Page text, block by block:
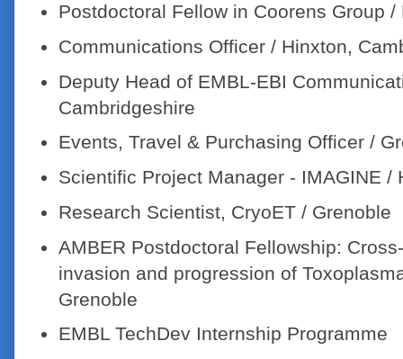
Postdoctoral Fellow in Coorens Group
Communications Officer / Hinxton,
Deputy Head of EMBL-EBI
Cambridgeshire
Events, Travel & Purchasing Officer /
Scientific Project Manager - IMAGINE /
Research Scientist, CryoET / Grenoble
AMBER Postdoctoral Fellowship:
invasion and progression of
Grenoble
EMBL TechDev Internship Programme